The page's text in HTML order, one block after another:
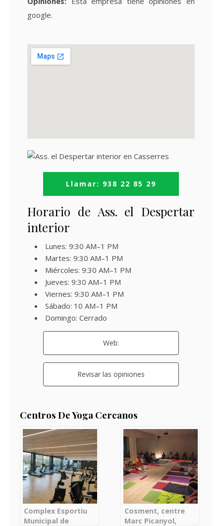
google.
Llamar: 938 22 85 29
Horario de Ass. el Despertar
interior
Lunes: 9:30 AM–1 PM
Martes: 9:30 AM–1 PM
Miércoles: 9:30 AM–1 PM
Jueves: 9:30 AM–1 PM
Viernes: 9:30 AM–1 PM
Sábado: 10 AM–1 PM
Domingo: Cerrado
Web:
Revisar las opiniones
Centros De Yoga Cercanos
Complex Esportiu
Municipal de
Cosment, centre
Marc Picanyol,